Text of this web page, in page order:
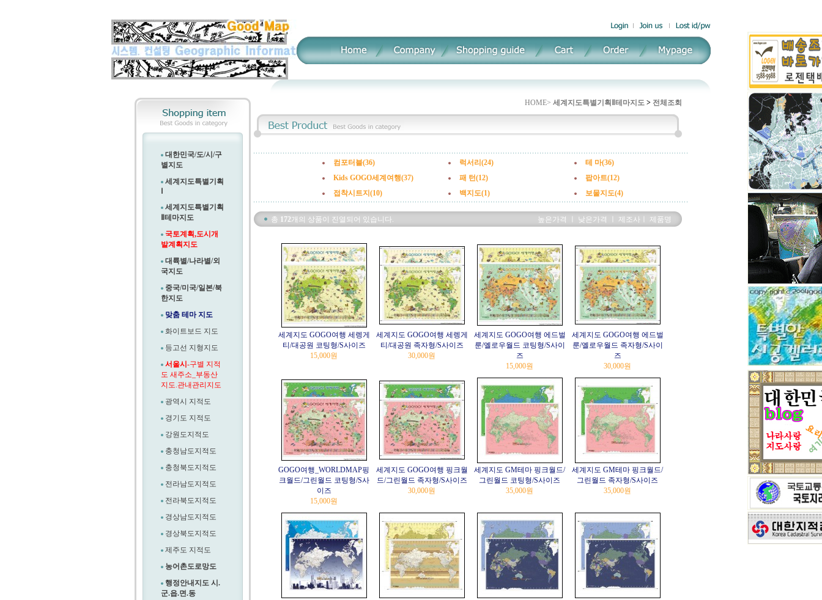
대한민국/도/시/구
별지도
세계지도특별기획
세계지도특별기획
테마지도
국토계획,도시개
발계획지도
대륙별/나라별/외
국지도
중국/미국/일본/북
한지도
맞춤 테마 지도
화이트보드 지도
등고선 지형지도
서울시 -구별 지적
도 새주소_부동산
지도.관내관리지도
광역시 지적도
경기도 지적도
강원도지적도
충청남도지적도
충청북도지적도
전라남도지적도
전라북도지적도
경상남도지적도
경상북도지적도
제주도 지적도
농어촌도로망도
행정안내지도 시.
군.읍.면.동
HOME> 세계지도특별기획Ⅱ 테마지도> 전체조회
컴포터블(36) 럭서리(24)
테 마(36)
Kids GOGO세계여행(37)
패 턴(12)
팝아트(12)
접착시트지(10)
백지도(1) 보물지도(4)
총 172개의 상품이 진열되어 있습니다. 높은가격 낮은가격 제조사 제품명
세계지도 GOGO여행 세렝게
티/대공원 코팅형/S사이즈
15,000원
세계지도 GOGO여행 세렝게
티/대공원 족자형/S사이즈
30,000원
세계지도 GOGO여행 에드벌
룬/옐로우월드 코팅형/S사이
즈
15,000원
세계지도 GOGO여행 에드벌
룬/옐로우월드 족자형/S사이
즈
30,000원
GOGO여행_WORLDMAP핑
크월드/그린월드 코팅형/S사
이즈
15,000원
세계지도 GOGO여행 핑크월
드/그린월드 족자형/S사이즈
30,000원
세계지도 GM테마 핑크월드/
그린월드 코팅형/S사이즈
35,000원
세계지도 GM테마 핑크월드/
그린월드 족자형/S사이즈
35,000원